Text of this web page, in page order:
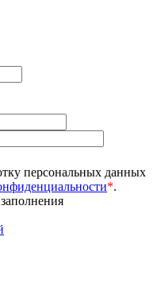
персональных данных
*.